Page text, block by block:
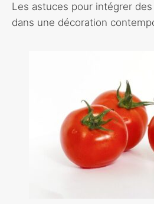
Les astuces pour intégrer
dans une décoration